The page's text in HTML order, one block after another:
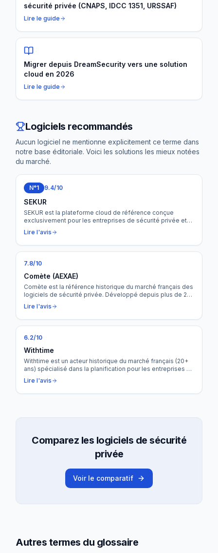
sécurité privée (CNAPS, IDCC 1351, URSSAF)
Lire le guide
Migrer depuis DreamSecurity vers une solution
cloud en 2026
Lire le guide
Logiciels recommandés
Aucun logiciel ne mentionne explicitement ce terme dans
notre base éditoriale. Voici les solutions les mieux notées
du marché.
N°1 9.4/10
SEKUR
SEKUR est la plateforme cloud de référence conçue
exclusivement pour les entreprises de sécurité privée et
de gardiennage. Du planning au terrain, de la gestion RH à
la facturation, SEKUR centralise l'intégralité de la chaîne de
valeur dans un seul outil — avec un PTI natif, une main
courante électronique et un assistant IA inclus.
Lire l'avis
7.8/10
Comète (AEXAE)
Comète est la référence historique du marché français des
logiciels de sécurité privée. Développé depuis plus de 20
ans par AEXAE, il équipe des groupes majeurs comme
SERIS et Abscisse Sécurité. Son avantage distinctif : une
paie intégrée native, pas seulement un export de prépaie.
Lire l'avis
6.2/10
Withtime
Withtime est un acteur historique du marché français (20+
ans) spécialisé dans la planification pour les entreprises de
sécurité privée. Un moteur de planning réputé pour sa
rapidité et sa gestion fine des conventions collectives,
avec une offre d'entrée gratuite pendant 1 an pour les TPE.
Lire l'avis
Comparez les logiciels de sécurité
privée
Voir le comparatif
Autres termes du glossaire